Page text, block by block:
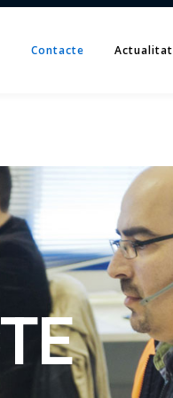
Contacte Actualitat